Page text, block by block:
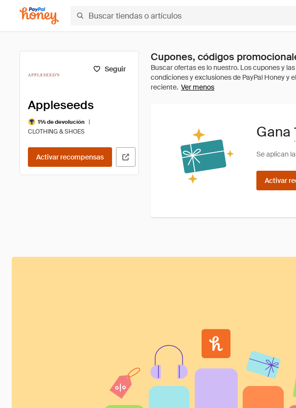
Seguir
Appleseeds
1% de devolución
|
CLOTHING & SHOES
Activar recompensas
Cupones, códigos
Ver menos
Gana
Se aplican
Activar